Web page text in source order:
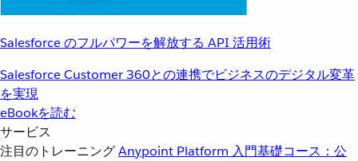
Salesforce のフルパワーを解放する API 活用術
Salesforce Customer 360との連携でビジネスのデジタル変革
を実現
eBookを読む
サービス
注目のトレーニングAnypoint Platform 入門基礎コース：公